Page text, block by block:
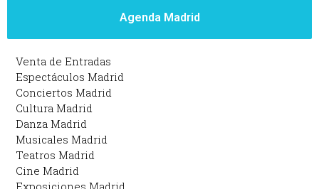
Agenda Madrid
Venta de Entradas
Espectáculos Madrid
Conciertos Madrid
Cultura Madrid
Danza Madrid
Musicales Madrid
Teatros Madrid
Cine Madrid